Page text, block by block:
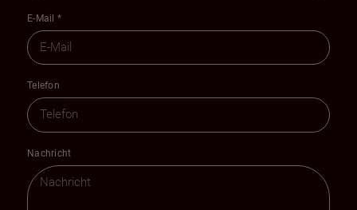
E-Mail *
Telefon
Nachricht